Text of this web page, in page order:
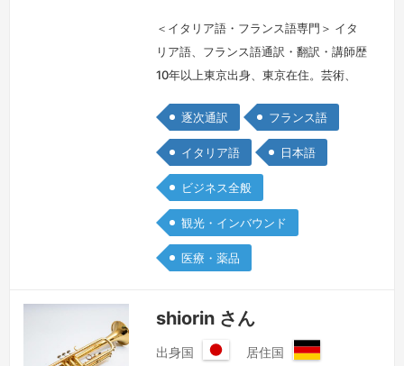
＜イタリア語・フランス語専門＞ イタ
リア語、フランス語通訳・翻訳・講師歴
10年以上東京出身、東京在住。芸術、
と関心を持つ。イタリア語・フランス語
のフリーランス通訳・翻訳家でマルチリ
ンガル。イタリア学会会員。2007年、
19才で単身渡伊。ペルージャ外国人大
学 イタリア語・イタリア文学学科、モ
デナ県立音楽院 声楽科、ボローニャ大
學 外国語外国文学学科に於いてイタリ
逐次通訳 フランス語
イタリア語 日本語
ビジネス全般
観光・インバウンド
医療・薬品
shiorin さん
出身国 居住国